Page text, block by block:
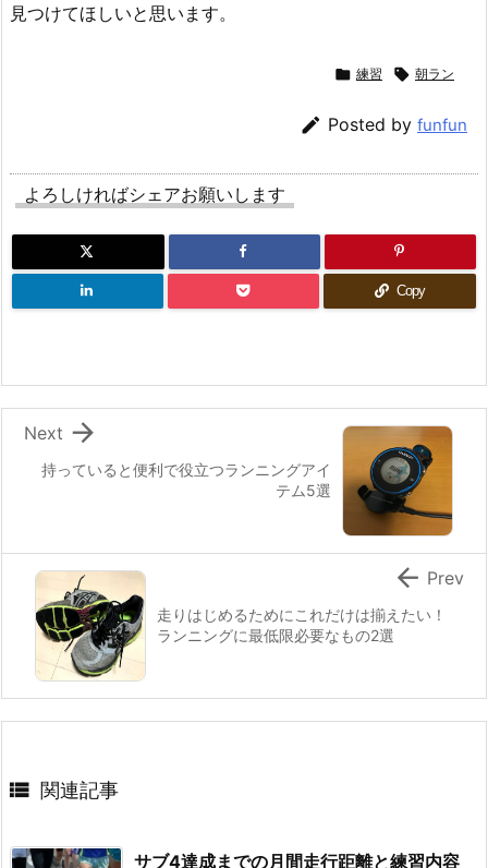
見つけてほしいと思います。
 練習  朝ラン
 Posted by funfun
よろしければシェアお願いします
Copy
持っていると便利で役立つランニングアイ
テム5選

Next
走りはじめるためにこれだけは揃えたい！
ランニングに最低限必要なもの2選
 Prev
 関連記事
サブ4達成までの月間走行距離と練習内容